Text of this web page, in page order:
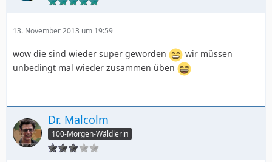
13. November 2013 um 19:59
wow die sind wieder super geworden
wir müssen
unbedingt mal wieder zusammen üben
Dr. Malcolm
100-Morgen-Wäldlerin